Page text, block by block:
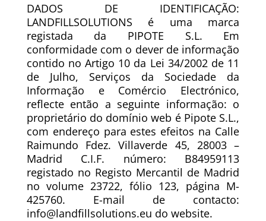
DADOS DE IDENTIFICAÇÃO:
LANDFILLSOLUTIONS é uma marca
registada da PIPOTE S.L. Em
conformidade com o dever de informação
contido no Artigo 10 da Lei 34/2002 de 11
de Julho, Serviços da Sociedade da
Informação e Comércio Electrónico,
reflecte então a seguinte informação: o
proprietário do domínio web é Pipote S.L.,
com endereço para estes efeitos na Calle
Raimundo Fdez. Villaverde 45, 28003 –
Madrid C.I.F. número: B84959113
registado no Registo Mercantil de Madrid
no volume 23722, fólio 123, página M-
425760. E-mail de contacto:
info@landfillsolutions.eu do website.